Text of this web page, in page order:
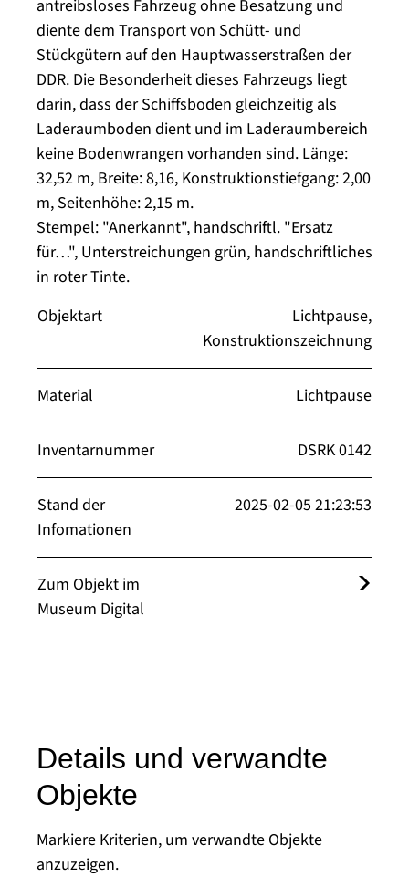
antreibsloses Fahrzeug ohne Besatzung und
diente dem Transport von Schütt- und
Stückgütern auf den Hauptwasserstraßen der
DDR. Die Besonderheit dieses Fahrzeugs liegt
darin, dass der Schiffsboden gleichzeitig als
Laderaumboden dient und im Laderaumbereich
keine Bodenwrangen vorhanden sind. Länge:
32,52 m, Breite: 8,16, Konstruktionstiefgang: 2,00
m, Seitenhöhe: 2,15 m.
Stempel: "Anerkannt", handschriftl. "Ersatz
für…", Unterstreichungen grün, handschriftliches
in roter Tinte.
Objektart
Lichtpause,
Konstruktionszeichnung
Material Lichtpause
Inventarnummer DSRK 0142
Stand der
Infomationen
2025-02-05 21:23:53
Zum Objekt im
Museum Digital
Details und verwandte
Objekte
Markiere Kriterien, um verwandte Objekte
anzuzeigen.